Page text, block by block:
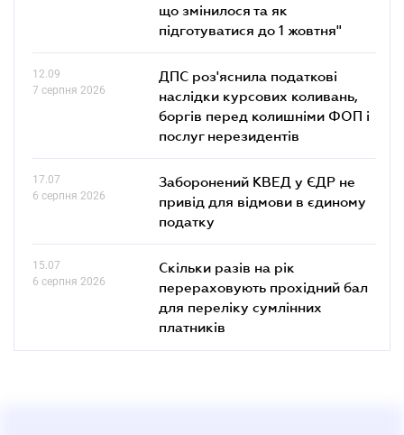
що змінилося та як
підготуватися до 1 жовтня"
12.09
7 серпня 2026
ДПС роз'яснила податкові
наслідки курсових коливань,
боргів перед колишніми ФОП і
послуг нерезидентів
17.07
6 серпня 2026
Заборонений КВЕД у ЄДР не
привід для відмови в єдиному
податку
15.07
6 серпня 2026
Скільки разів на рік
перераховують прохідний бал
для переліку сумлінних
платників